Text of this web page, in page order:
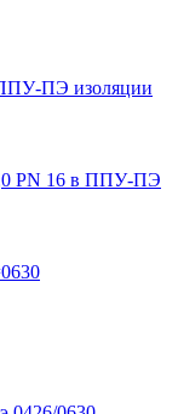
ПЭ изоляции
PN 16 в ППУ-ПЭ